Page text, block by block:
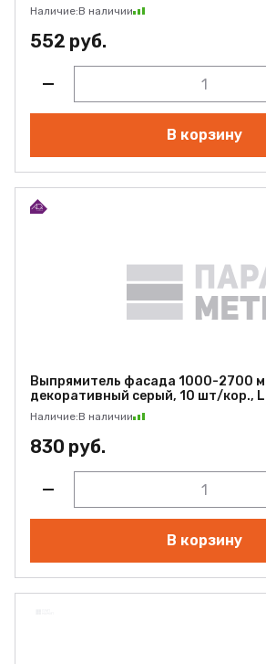
Наличие:В наличии
552 руб.
В корзину
Выпрямитель фасада 1000-2700
декоративный серый, 10 шт/кор.,
Наличие:В наличии
830 руб.
В корзину